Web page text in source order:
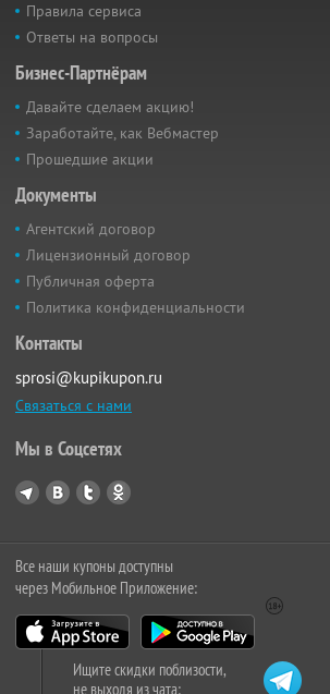
Правила сервиса
Ответы на вопросы
Бизнес-Партнёрам
Давайте сделаем акцию!
Заработайте, как Вебмастер
Прошедшие акции
Документы
Агентский договор
Лицензионный договор
Публичная оферта
Политика конфиденциальности
Контакты
sprosi@kupikupon.ru
Связаться с нами
Мы в Соцсетях
Все наши купоны доступны
через Мобильное Приложение:
Ищите скидки поблизости,
не выходя из чата: